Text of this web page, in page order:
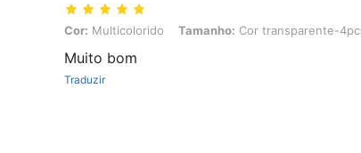
Cor: Multicolorido, Tamanho: Cor transparente-4pcs
Cor: Multicolorido Tamanho: Cor transparente-
Muito bom
Traduzir